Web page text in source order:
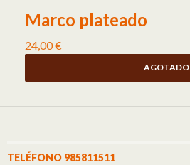
Marco plateado
24,00€
AGOTADO
TELÉFONO 985811511